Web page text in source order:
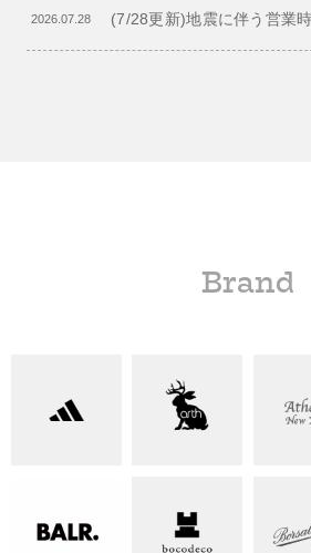
2026.07.28 (7/28更新)地震に伴う営業
Brand